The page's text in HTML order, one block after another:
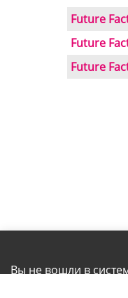
Future
Future
Future
Вы не вошли в